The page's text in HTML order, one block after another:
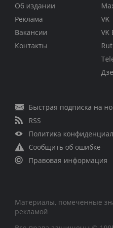
Об издании
Реклама
Вакансии
Контакты
VK
VK
Быстрая подписка на
RSS
Политика
Сообщить об ошибке
Правовая информация
Материалы, помеченные
рекламой